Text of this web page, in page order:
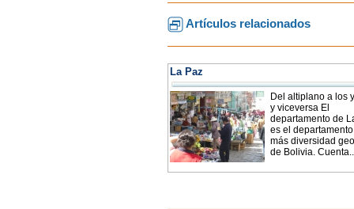
Artículos relacionados
La Paz
Del altiplano a los
y viceversa El
departamento de
es el
más diversidad
de Bolivia.